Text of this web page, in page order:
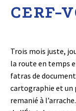
CERF-
Trois mois juste,
la route en temps
fatras de
cartographie et un
remanié à